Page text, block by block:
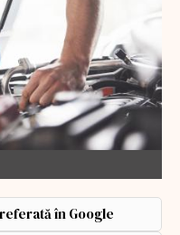
în Google